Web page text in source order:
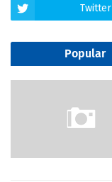
Twitter
Popular